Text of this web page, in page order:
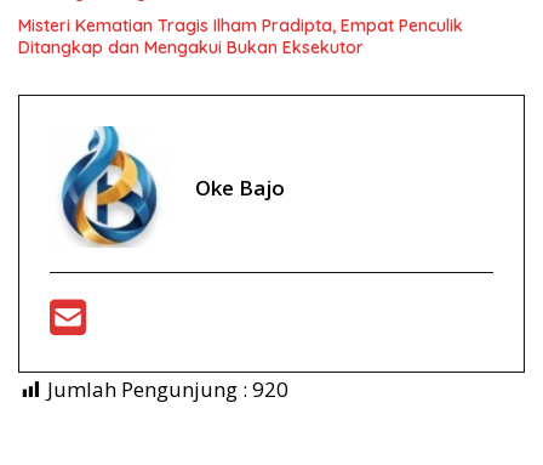
Misteri Kematian Tragis Ilham Pradipta, Empat Penculik
Ditangkap dan Mengakui Bukan Eksekutor
Oke Bajo
Jumlah Pengunjung : 920